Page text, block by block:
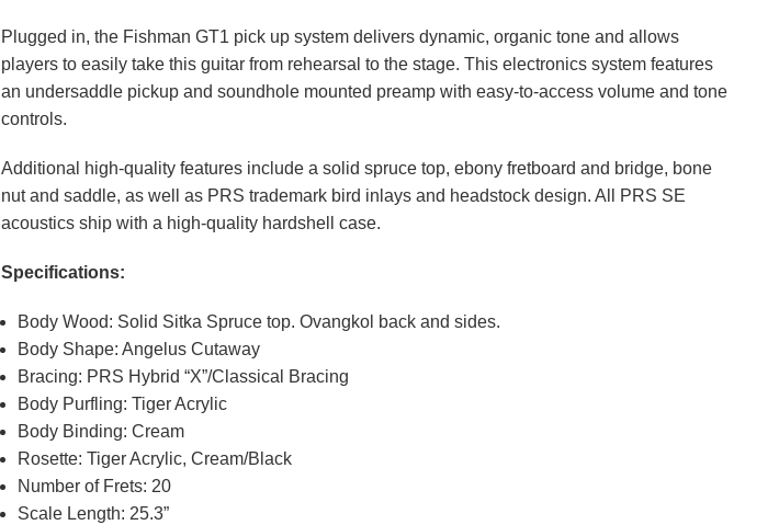
Plugged in, the Fishman GT1 pick up system delivers dynamic, organic tone and allows
players to easily take this guitar from rehearsal to the stage. This electronics system features
an undersaddle pickup and soundhole mounted preamp with easy-to-access volume and tone
controls.
Additional high-quality features include a solid spruce top, ebony fretboard and bridge, bone
nut and saddle, as well as PRS trademark bird inlays and headstock design. All PRS SE
acoustics ship with a high-quality hardshell case.
Specifications:
Body Wood: Solid Sitka Spruce top. Ovangkol back and sides.
Body Shape: Angelus Cutaway
Bracing: PRS Hybrid “X”/Classical Bracing
Body Purfling: Tiger Acrylic
Body Binding: Cream
Rosette: Tiger Acrylic, Cream/Black
Number of Frets: 20
Scale Length: 25.3”